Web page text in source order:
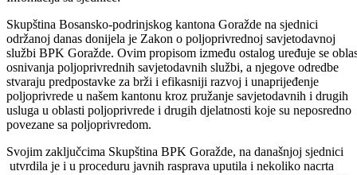
Infomacija sa sjednice:
Skupština Bosansko-podrinjskog kantona Goražde na sjednici
održanoj danas donijela je Zakon o poljoprivrednoj savjetodavnoj
službi BPK Goražde. Ovim propisom između ostalog uređuje se
osnivanja poljoprivrednih savjetodavnih službi, a njegove odredbe
stvaraju predpostavke za brži i efikasniji razvoj i unaprijeđenje
usluga u oblasti poljoprivrede i drugih djelatnosti koje su neposredno
povezane sa poljoprivredom.